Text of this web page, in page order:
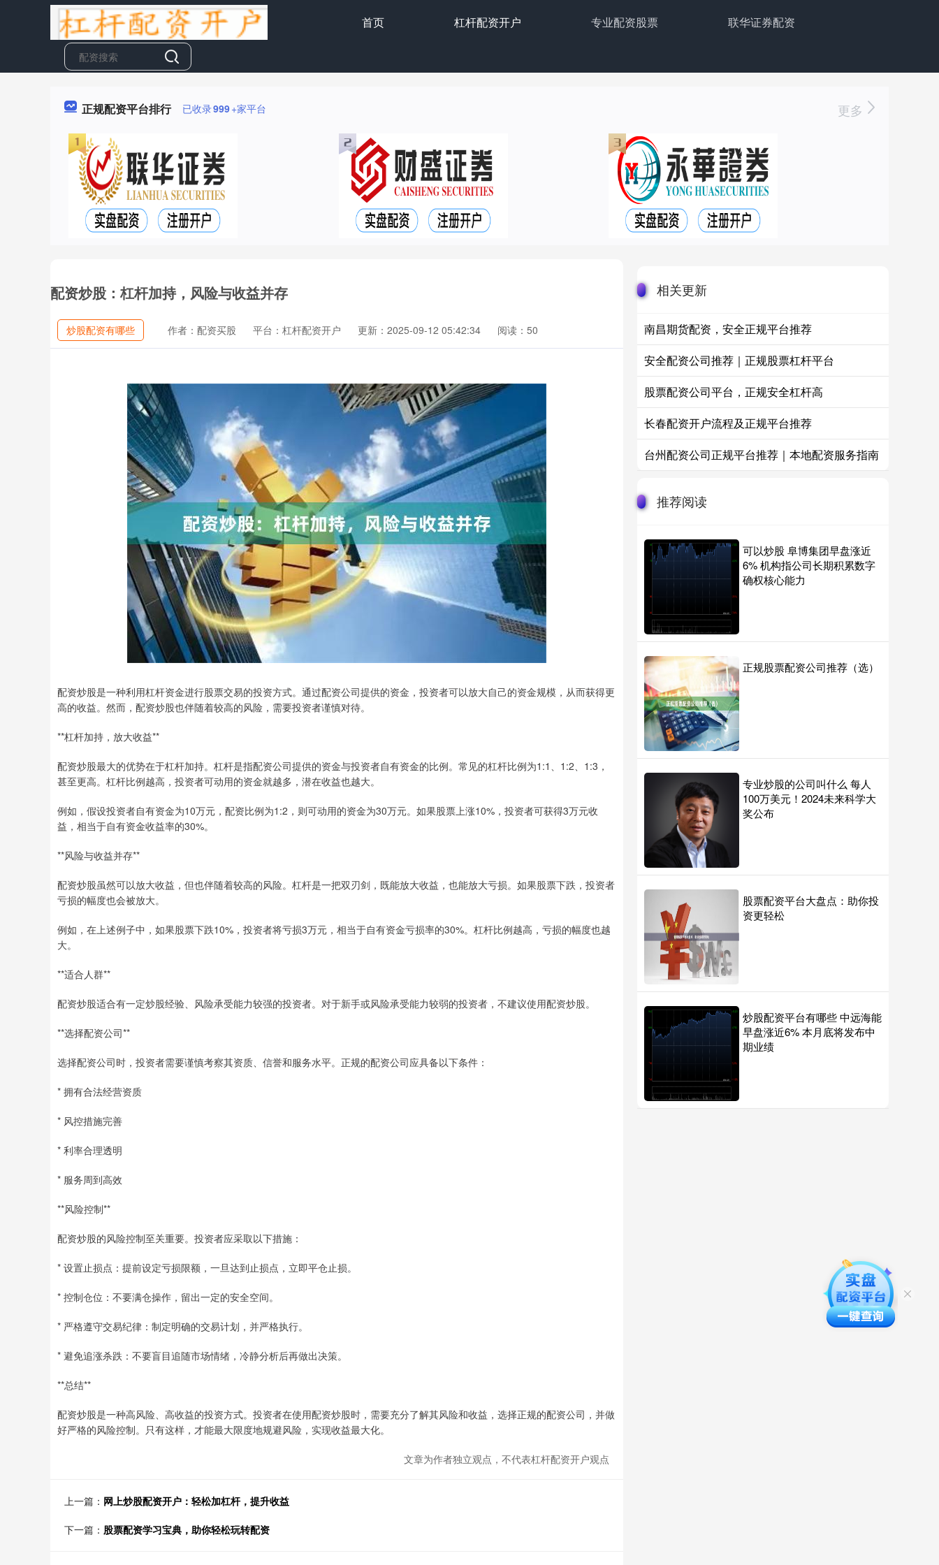
首页 杠杆配资开户 专业配资股票 联华证券配资
正规配资平台排行 已收录999+家平台 更多
配资炒股：杠杆加持，风险与收益并存
炒股配资有哪些 作者：配资买股 平台：杠杆配资开户 更新：2025-09-12 05:42:34 阅读：50
配资炒股是一种利用杠杆资金进行股票交易的投资方式。通过配资公司提供的资金，投资者可以放大自己的资金规模，从而获得更
高的收益。然而，配资炒股也伴随着较高的风险，需要投资者谨慎对待。
**杠杆加持，放大收益**
配资炒股最大的优势在于杠杆加持。杠杆是指配资公司提供的资金与投资者自有资金的比例。常见的杠杆比例为1:1、1:2、1:3，
甚至更高。杠杆比例越高，投资者可动用的资金就越多，潜在收益也越大。
例如，假设投资者自有资金为10万元，配资比例为1:2，则可动用的资金为30万元。如果股票上涨10%，投资者可获得3万元收
益，相当于自有资金收益率的30%。
**风险与收益并存**
配资炒股虽然可以放大收益，但也伴随着较高的风险。杠杆是一把双刃剑，既能放大收益，也能放大亏损。如果股票下跌，投资者
亏损的幅度也会被放大。
例如，在上述例子中，如果股票下跌10%，投资者将亏损3万元，相当于自有资金亏损率的30%。杠杆比例越高，亏损的幅度也越
大。
**适合人群**
配资炒股适合有一定炒股经验、风险承受能力较强的投资者。对于新手或风险承受能力较弱的投资者，不建议使用配资炒股。
**选择配资公司**
选择配资公司时，投资者需要谨慎考察其资质、信誉和服务水平。正规的配资公司应具备以下条件：
* 拥有合法经营资质
* 风控措施完善
* 利率合理透明
* 服务周到高效
**风险控制**
配资炒股的风险控制至关重要。投资者应采取以下措施：
* 设置止损点：提前设定亏损限额，一旦达到止损点，立即平仓止损。
* 控制仓位：不要满仓操作，留出一定的安全空间。
* 严格遵守交易纪律：制定明确的交易计划，并严格执行。
* 避免追涨杀跌：不要盲目追随市场情绪，冷静分析后再做出决策。
**总结**
配资炒股是一种高风险、高收益的投资方式。投资者在使用配资炒股时，需要充分了解其风险和收益，选择正规的配资公司，并做
好严格的风险控制。只有这样，才能最大限度地规避风险，实现收益最大化。
文章为作者独立观点，不代表杠杆配资开户观点
上一篇： 网上炒股配资开户：轻松加杠杆，提升收益
下一篇： 股票配资学习宝典，助你轻松玩转配资
相关更新
南昌期货配资，安全正规平台推荐
安全配资公司推荐｜正规股票杠杆平台
股票配资公司平台，正规安全杠杆高
长春配资开户流程及正规平台推荐
台州配资公司正规平台推荐｜本地配资服务指南
推荐阅读
可以炒股 阜博集团早盘涨近
6% 机构指公司长期积累数字
确权核心能力
正规股票配资公司推荐（选）
专业炒股的公司叫什么 每人
100万美元！2024未来科学大
奖公布
股票配资平台大盘点：助你投
资更轻松
炒股配资平台有哪些 中远海能
早盘涨近6% 本月底将发布中
期业绩